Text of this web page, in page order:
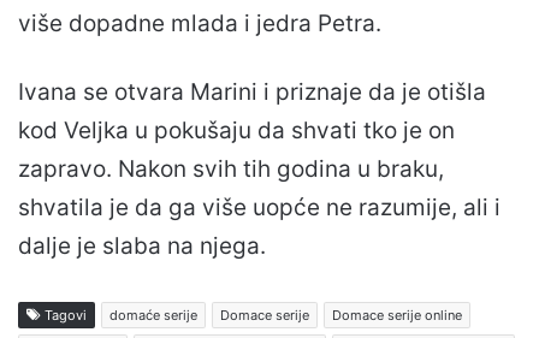
više dopadne mlada i jedra Petra.
Ivana se otvara Marini i priznaje da je otišla
kod Veljka u pokušaju da shvati tko je on
zapravo. Nakon svih tih godina u braku,
shvatila je da ga više uopće ne razumije, ali i
dalje je slaba na njega.
Tagovi domaće serije Domace serije
Domace serije online